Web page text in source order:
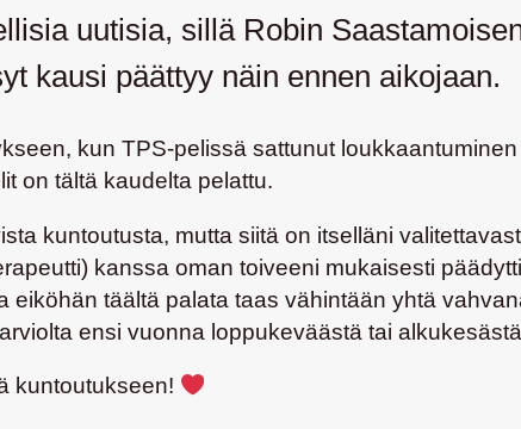
uutisia, sillä Robin
kausi päättyy näin ennen aikojaan.
kun TPS-pelissä sattunut
on tältä kaudelta pelattu.
kuntoutusta, mutta siitä on itselläni
kanssa oman toiveeni mukaisesti
eiköhän täältä palata taas vähintään yhtä
ensi vuonna loppukeväästä tai
kuntoutukseen!